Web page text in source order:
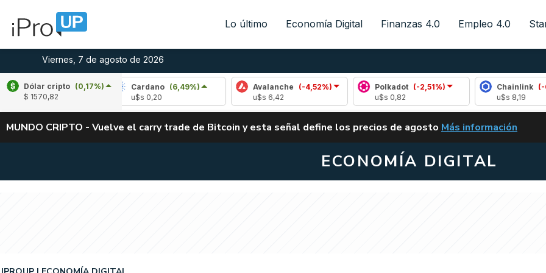
Lo último Economía Digital Finanzas 4.0 Empleo 4.0
Viernes, 7 de agosto de 2026
Dólar cripto (0,17%)
$ 1570,82
Cardano
(6,49%)
Avalanche
(-4,52%)
Polkadot (-2,51%)
Chainlink (-0,06%)
ALERTA
MUNDO CRIPTO - Vuelve el carry trade de Bitcoin y esta señal define los precios de agosto VUELVE EL CARRY
Más información
ECONOMÍA DIGITAL